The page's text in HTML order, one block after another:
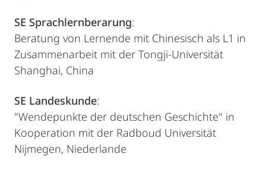
SE Sprachlernberarung:
Beratung von Lernende mit Chinesisch als L1 in
Zusammenarbeit mit der Tongji-Universität
Shanghai, China
SE Landeskunde:
"Wendepunkte der deutschen Geschichte" in
Kooperation mit der Radboud Universität
Nijmegen, Niederlande